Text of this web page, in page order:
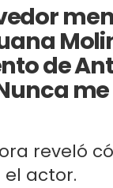
de
reveló
actor.